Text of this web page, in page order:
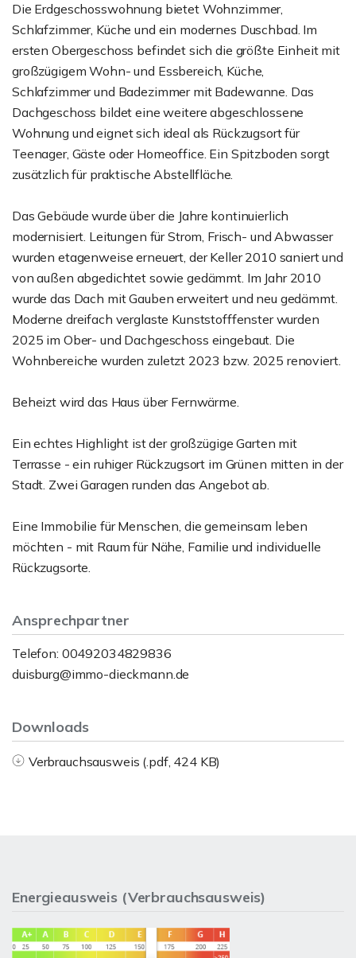
Die Erdgeschosswohnung bietet Wohnzimmer,
Schlafzimmer, Küche und ein modernes Duschbad. Im
ersten Obergeschoss befindet sich die größte Einheit mit
großzügigem Wohn- und Essbereich, Küche,
Schlafzimmer und Badezimmer mit Badewanne. Das
Dachgeschoss bildet eine weitere abgeschlossene
Wohnung und eignet sich ideal als Rückzugsort für
Teenager, Gäste oder Homeoffice. Ein Spitzboden sorgt
zusätzlich für praktische Abstellfläche.
Das Gebäude wurde über die Jahre kontinuierlich
modernisiert. Leitungen für Strom, Frisch- und Abwasser
wurden etagenweise erneuert, der Keller 2010 saniert und
von außen abgedichtet sowie gedämmt. Im Jahr 2010
wurde das Dach mit Gauben erweitert und neu gedämmt.
Moderne dreifach verglaste Kunststofffenster wurden
2025 im Ober- und Dachgeschoss eingebaut. Die
Wohnbereiche wurden zuletzt 2023 bzw. 2025 renoviert.
Beheizt wird das Haus über Fernwärme.
Ein echtes Highlight ist der großzügige Garten mit
Terrasse - ein ruhiger Rückzugsort im Grünen mitten in der
Stadt. Zwei Garagen runden das Angebot ab.
Eine Immobilie für Menschen, die gemeinsam leben
möchten - mit Raum für Nähe, Familie und individuelle
Rückzugsorte.
Ansprechpartner
Telefon: 00492034829836
duisburg@immo-dieckmann.de
Downloads
Verbrauchsausweis (.pdf, 424 KB)
Energieausweis (Verbrauchsausweis)